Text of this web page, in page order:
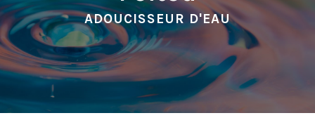
ADOUCISSEUR D'EAU